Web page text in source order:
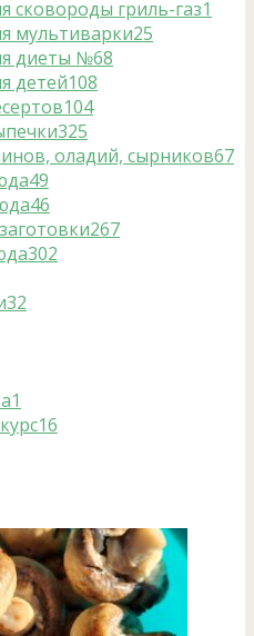
сковороды гриль-газ1
мультиварки25
диеты №68
детей108
104
325
оладий, сырников67
49
46
267
302
32
1
16